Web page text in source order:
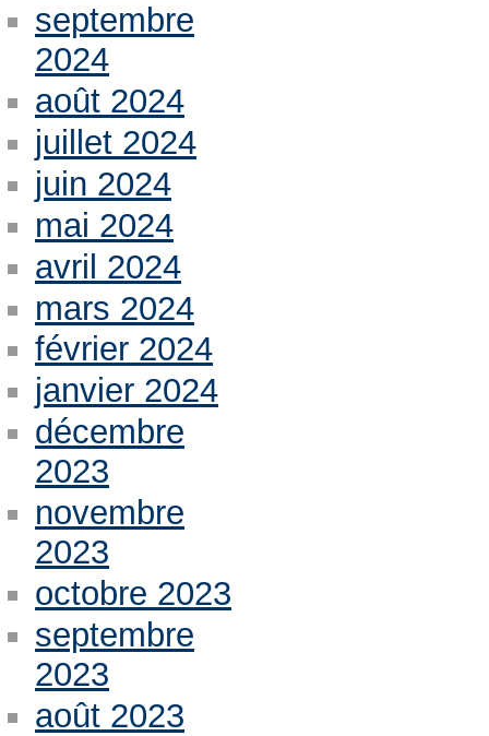
septembre
2024
août 2024
juillet 2024
juin 2024
mai 2024
avril 2024
mars 2024
février 2024
janvier 2024
décembre
2023
novembre
2023
octobre 2023
septembre
2023
août 2023